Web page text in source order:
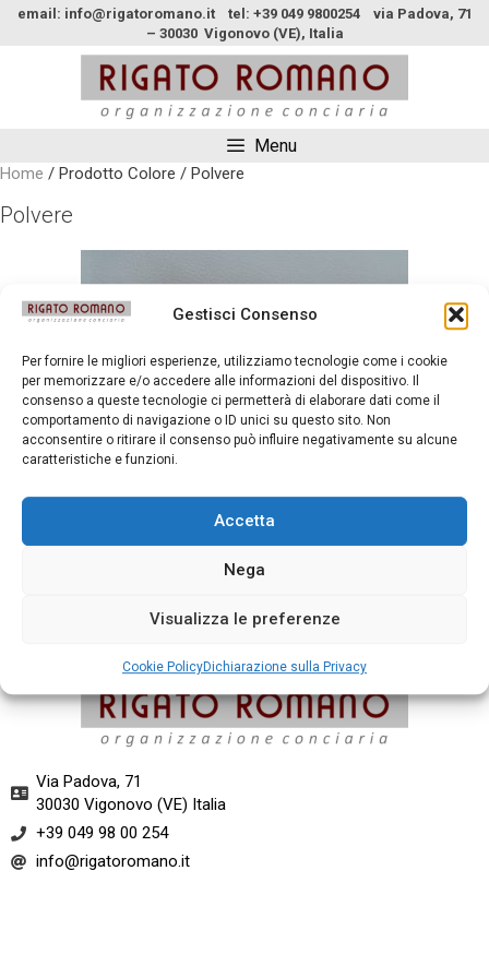
Gestisci Consenso
Per fornire le migliori esperienze, utilizziamo tecnologie come i cookie
per memorizzare e/o accedere alle informazioni del dispositivo. Il
consenso a queste tecnologie ci permetterà di elaborare dati come il
comportamento di navigazione o ID unici su questo sito. Non
acconsentire o ritirare il consenso può influire negativamente su alcune
caratteristiche e funzioni.
Accetta
Nega
Visualizza le preferenze
Cookie PolicyDichiarazione sulla Privacy
email: info@rigatoromano.it tel: +39 049 9800254 via Padova, 71
– 30030 Vigonovo (VE), Italia
Menu
Home / Prodotto Colore / Polvere
Polvere
Mousse Polvere
Via Padova, 71
30030 Vigonovo (VE) Italia​
+39 049 98 00 254
info@rigatoromano.it​